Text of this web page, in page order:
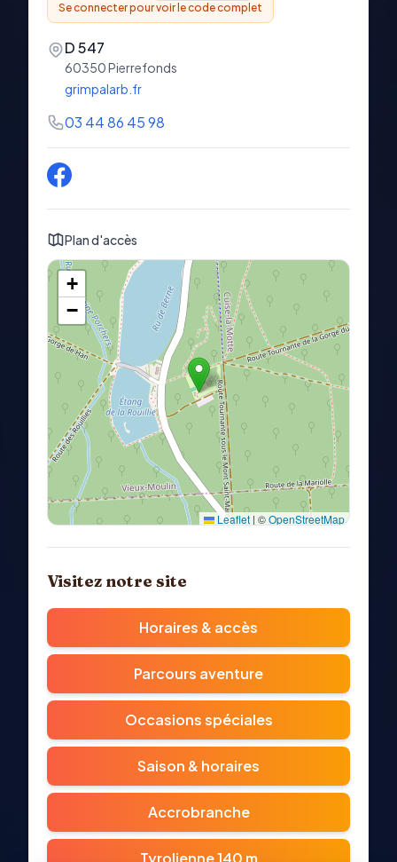
Se connecter pour voir le code complet
D 547
60350Pierrefonds
grimpalarb.fr
03 44 86 45 98
Plan d'accès
+
−
Leaflet | ©OpenStreetMap
Itinéraire (Google Maps)
Visitez notre site
Horaires & accès
Parcours aventure
Occasions spéciales
Saison & horaires
Accrobranche
Tyrolienne 140 m